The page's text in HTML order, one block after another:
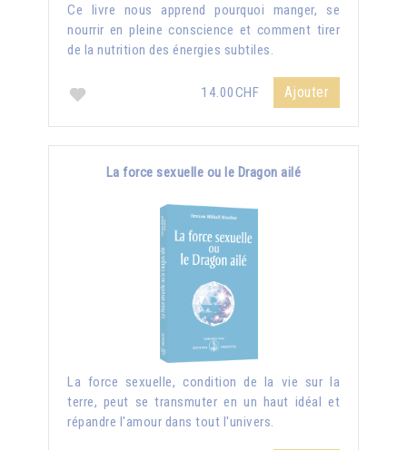
Ce livre nous apprend pourquoi manger, se
nourrir en pleine conscience et comment tirer
de la nutrition des énergies subtiles.
14.00CHF Ajouter
La force sexuelle ou le Dragon ailé
La force sexuelle, condition de la vie sur la
terre, peut se transmuter en un haut idéal et
répandre l'amour dans tout l'univers.